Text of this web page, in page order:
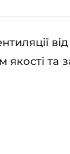
та